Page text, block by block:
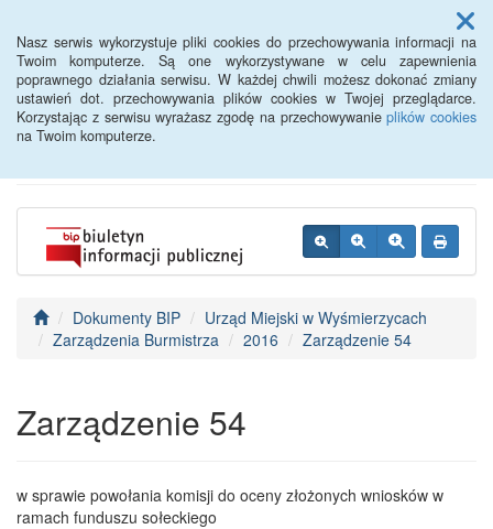
Nasz serwis wykorzystuje pliki cookies do przechowywania informacji na
Twoim komputerze. Są one wykorzystywane w celu zapewnienia
poprawnego działania serwisu. W każdej chwili możesz dokonać zmiany
ustawień dot. przechowywania plików cookies w Twojej przeglądarce.
Korzystając z serwisu wyrażasz zgodę na przechowywanieplików cookies
na Twoim komputerze.
Menu
BIP - Urząd Miejski
Wyśmierzyce
Dokumenty BIP
Urząd Miejski w Wyśmierzycach
Zarządzenia Burmistrza
2016 Zarządzenie 54
Zarządzenie 54
w sprawie powołania komisji do oceny złożonych wniosków w
ramach funduszu sołeckiego